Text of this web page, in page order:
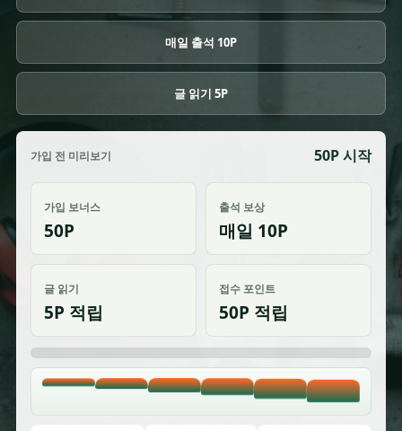
매일 출석 10P
글 읽기 5P
가입 전 미리보기 50P 시작
가입 보너스
50P
출석 보상
매일 10P
글 읽기
5P 적립
접수 포인트
50P 적립